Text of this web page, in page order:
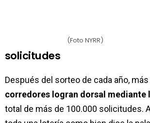
(Foto NYRR)
solicitudes
Después del sorteo de cada año, más
corredores logran dorsal mediante
total de más de 100.000 solicitudes.